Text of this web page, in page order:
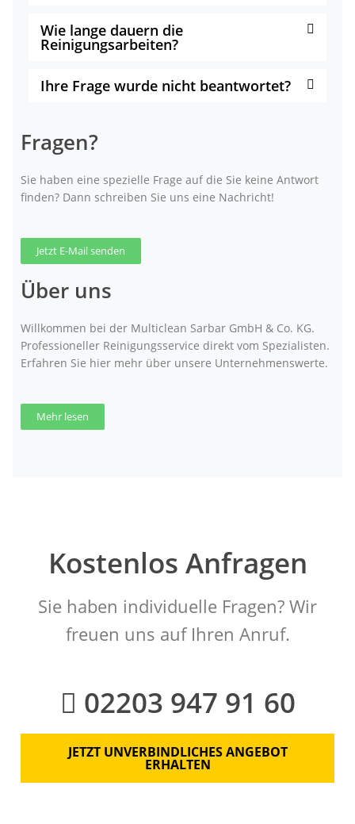
Wie lange dauern die
Reinigungsarbeiten?
Ihre Frage wurde nicht beantwortet?
Fragen?
Sie haben eine spezielle Frage auf die Sie keine Antwort
finden? Dann schreiben Sie uns eine Nachricht!
Jetzt E-Mail senden
Über uns
Willkommen bei der Multiclean Sarbar GmbH & Co. KG.
Professioneller Reinigungsservice direkt vom Spezialisten.
Erfahren Sie hier mehr über unsere Unternehmenswerte.
Mehr lesen
Kostenlos Anfragen
Sie haben individuelle Fragen? Wir
freuen uns auf Ihren Anruf.
02203 947 91 60
JETZT UNVERBINDLICHES ANGEBOT
ERHALTEN